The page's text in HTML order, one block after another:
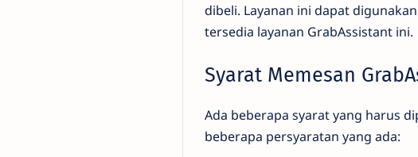
dibeli. Layanan ini dapat
tersedia layanan GrabAssistant ini.
Syarat Memesan
Ada beberapa syarat yang harus
beberapa persyaratan yang ada: